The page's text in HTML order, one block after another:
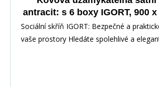
antracit: s 6 boxy IGORT, 900 x
mm
Sociální skříň IGORT: Bezpečné a
vaše prostory Hledáte spolehlivé a